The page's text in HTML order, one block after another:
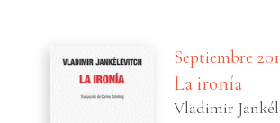
Septiembre
La ironía
Vladimir